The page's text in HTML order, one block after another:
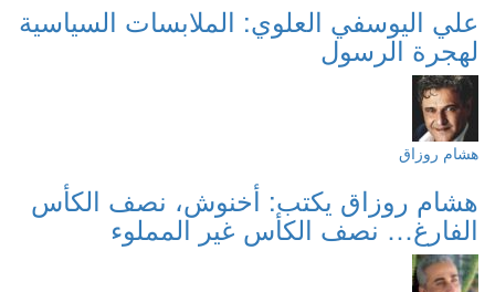
علي اليوسفي العلوي: الملابسات السياسية
لهجرة الرسول
هشام روزاق
هشام روزاق يكتب: أخنوش، نصف الكأس
الفارغ… نصف الكأس غير المملوء